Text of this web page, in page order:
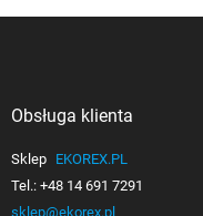
Obsługa klienta
Sklep EKOREX.PL
Tel.: +48 14 691 7291
sklep@ekorex.pl